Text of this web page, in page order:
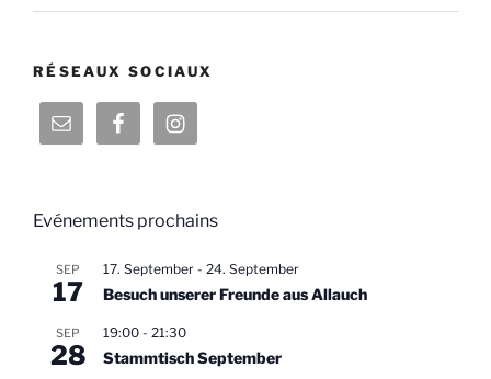
RÉSEAUX SOCIAUX
Evénements prochains
SEP
17
17. September - 24. September
Besuch unserer Freunde aus Allauch
SEP
28
19:00 - 21:30
Stammtisch September